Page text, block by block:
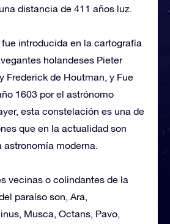
distancia de 411 años luz.
introducida en la cartografía
holandeses Pieter
Frederick de Houtman, y Fue
1603 por el astrónomo
esta constelación es una de
que en la actualidad son
astronomía moderna.
vecinas o colindantes de la
paraíso son, Ara,
Musca, Octans, Pavo,